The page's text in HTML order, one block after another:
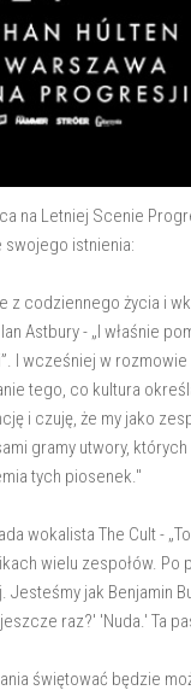
na Letniej Scenie
swojego istnienia:
z codziennego życia i
Astbury - „I właśnie
I wcześniej w
tego, co kultura
i czuję, że my jako
gramy utwory,
tych piosenek."
wokalista The Cult -
wielu zespołów. Po
Jesteśmy jak Benjamin
raz?' 'Nuda.' Ta
świętować będzie